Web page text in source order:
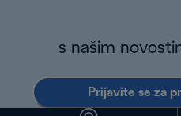
s našim
Prijavite se za